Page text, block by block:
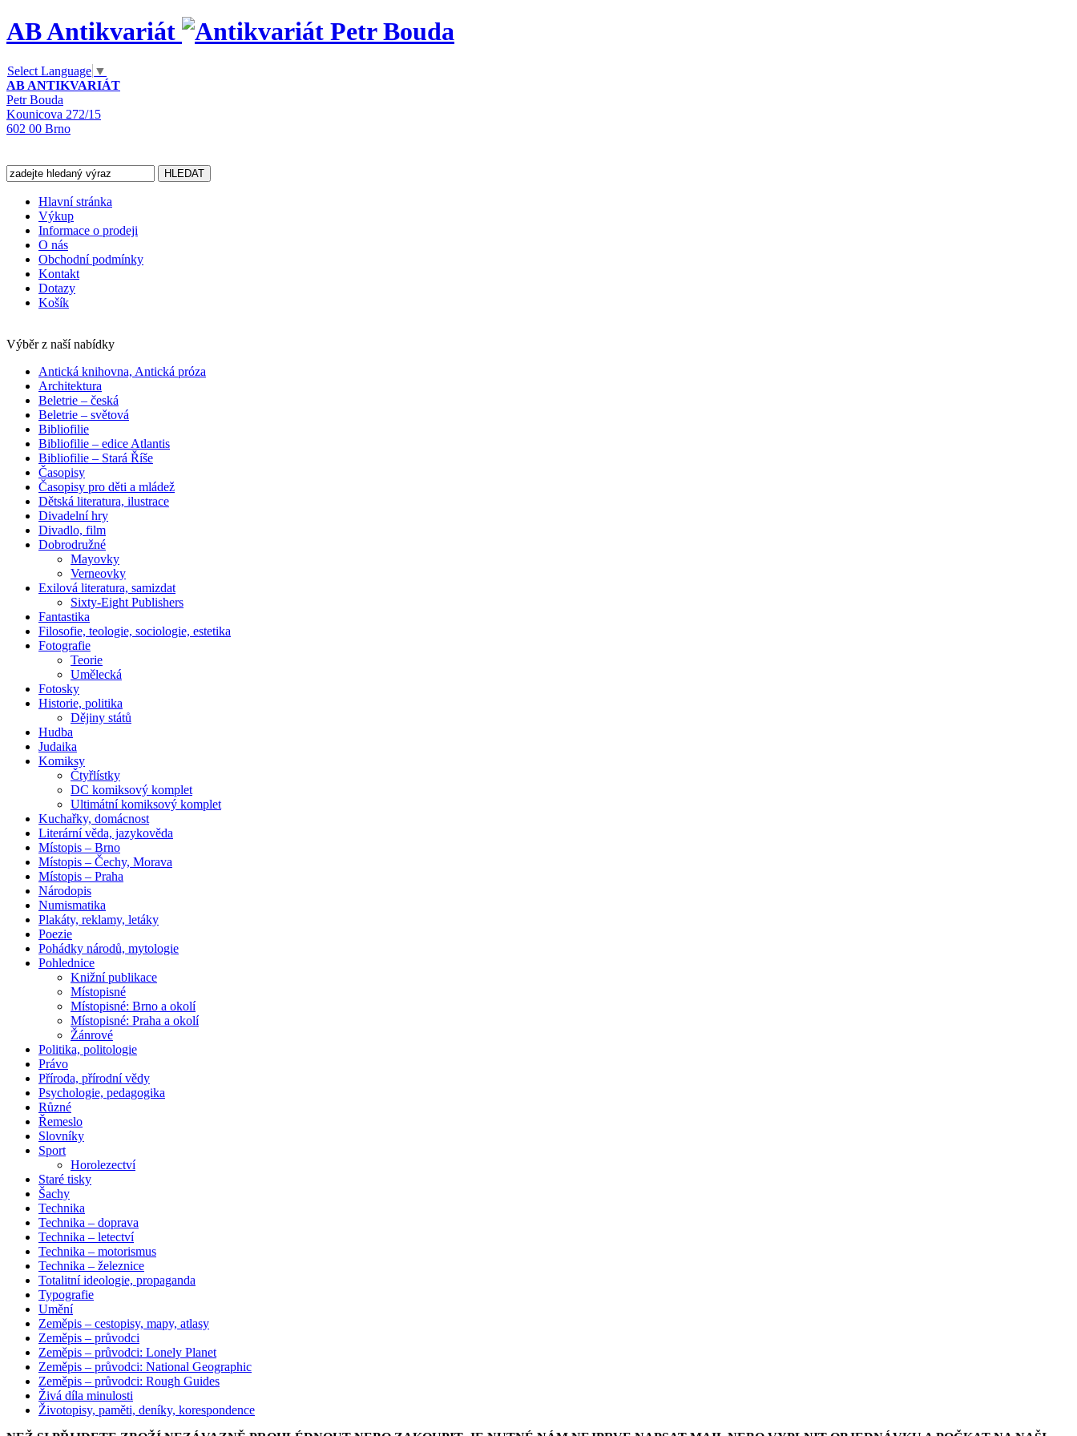
AB Antikvariát
Select Language ▼
AB ANTIKVARIÁT
Petr Bouda
Kounicova 272/15
602 00 Brno
Hlavní stránka
Výkup
Informace o prodeji
O nás
Obchodní podmínky
Kontakt
Dotazy
Košík
Výběr z naší nabídky
Antická knihovna, Antická próza
Architektura
Beletrie – česká
Beletrie – světová
Bibliofilie
Bibliofilie – edice Atlantis
Bibliofilie – Stará Říše
Časopisy
Časopisy pro děti a mládež
Dětská literatura, ilustrace
Divadelní hry
Divadlo, film
Dobrodružné
Mayovky
Verneovky
Exilová literatura, samizdat
Sixty-Eight Publishers
Fantastika
Filosofie, teologie, sociologie, estetika
Fotografie
Teorie
Umělecká
Fotosky
Historie, politika
Dějiny států
Hudba
Judaika
Komiksy
Čtyřlístky
DC komiksový komplet
Ultimátní komiksový komplet
Kuchařky, domácnost
Literární věda, jazykověda
Místopis – Brno
Místopis – Čechy, Morava
Místopis – Praha
Národopis
Numismatika
Plakáty, reklamy, letáky
Poezie
Pohádky národů, mytologie
Pohlednice
Knižní publikace
Místopisné
Místopisné: Brno a okolí
Místopisné: Praha a okolí
Žánrové
Politika, politologie
Právo
Příroda, přírodní vědy
Psychologie, pedagogika
Různé
Řemeslo
Slovníky
Sport
Horolezectví
Staré tisky
Šachy
Technika
Technika – doprava
Technika – letectví
Technika – motorismus
Technika – železnice
Totalitní ideologie, propaganda
Typografie
Umění
Zeměpis – cestopisy, mapy, atlasy
Zeměpis – průvodci
Zeměpis – průvodci: Lonely Planet
Zeměpis – průvodci: National Geographic
Zeměpis – průvodci: Rough Guides
Živá díla minulosti
Životopisy, paměti, deníky, korespondence